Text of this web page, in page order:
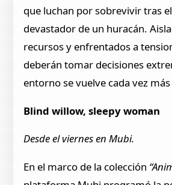
que luchan por sobrevivir tras
devastador de un huracán.
recursos y enfrentados a
deberán tomar decisiones
entorno se vuelve cada vez
Blind willow, sleepy woman
Desde el viernes en Mubi.
En el marco de la colección